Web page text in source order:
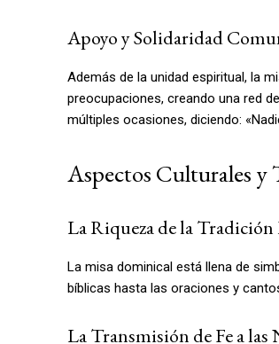
Apoyo y Solidaridad
Además de la unidad espiritual, la
preocupaciones, creando una red
múltiples ocasiones, diciendo:
Aspectos Culturales y
La Riqueza de la
La misa dominical está llena de
bíblicas hasta las oraciones y
La Transmisión de Fe a las